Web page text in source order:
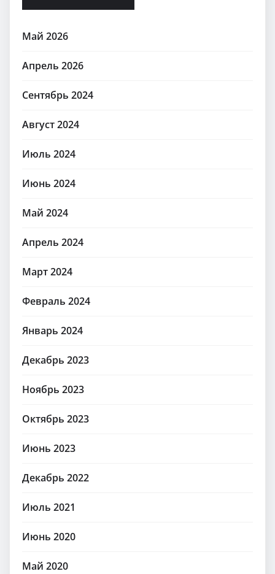
Май 2026
Апрель 2026
Сентябрь 2024
Август 2024
Июль 2024
Июнь 2024
Май 2024
Апрель 2024
Март 2024
Февраль 2024
Январь 2024
Декабрь 2023
Ноябрь 2023
Октябрь 2023
Июнь 2023
Декабрь 2022
Июль 2021
Июнь 2020
Май 2020